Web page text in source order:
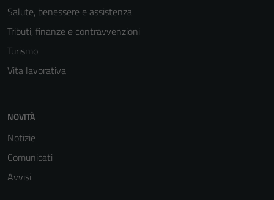
Salute, benessere e assistenza
Tributi, finanze e contravvenzioni
Turismo
Vita lavorativa
NOVITÀ
Notizie
Comunicati
Avvisi